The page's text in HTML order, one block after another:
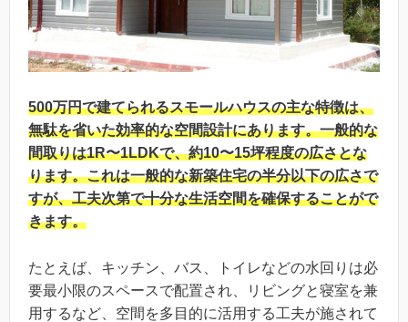
500万円で建てられるスモールハウスの主な特徴は、
無駄を省いた効率的な空間設計にあります。一般的な
間取りは1R〜1LDKで、約10〜15坪程度の広さとな
ります。これは一般的な新築住宅の半分以下の広さで
すが、工夫次第で十分な生活空間を確保することがで
きます。
たとえば、キッチン、バス、トイレなどの水回りは必
要最小限のスペースで配置され、リビングと寝室を兼
用するなど、空間を多目的に活用する工夫が施されて